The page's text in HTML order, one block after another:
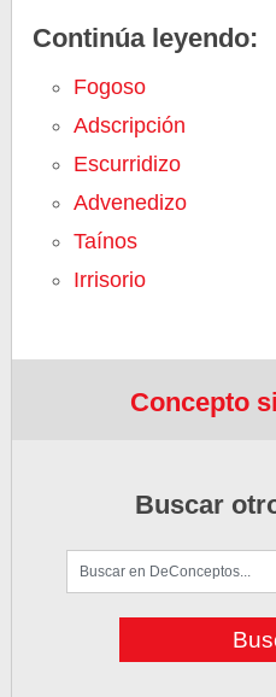
Continúa leyendo:
Fogoso
Adscripción
Escurridizo
Advenedizo
Taínos
Irrisorio
Concepto
Buscar